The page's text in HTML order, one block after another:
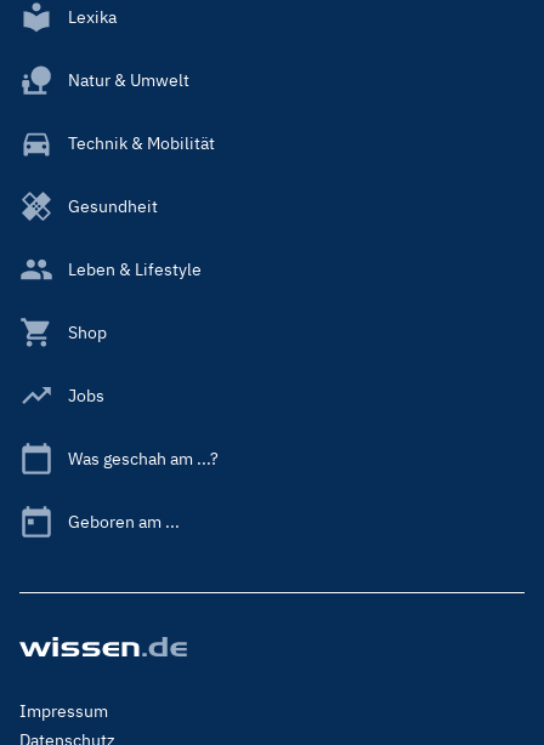
Lexika
Natur & Umwelt
Technik & Mobilität
Gesundheit
Leben & Lifestyle
Shop
Jobs
Was geschah am ...?
Geboren am ...
Footer
Menu
Impressum
Datenschutz